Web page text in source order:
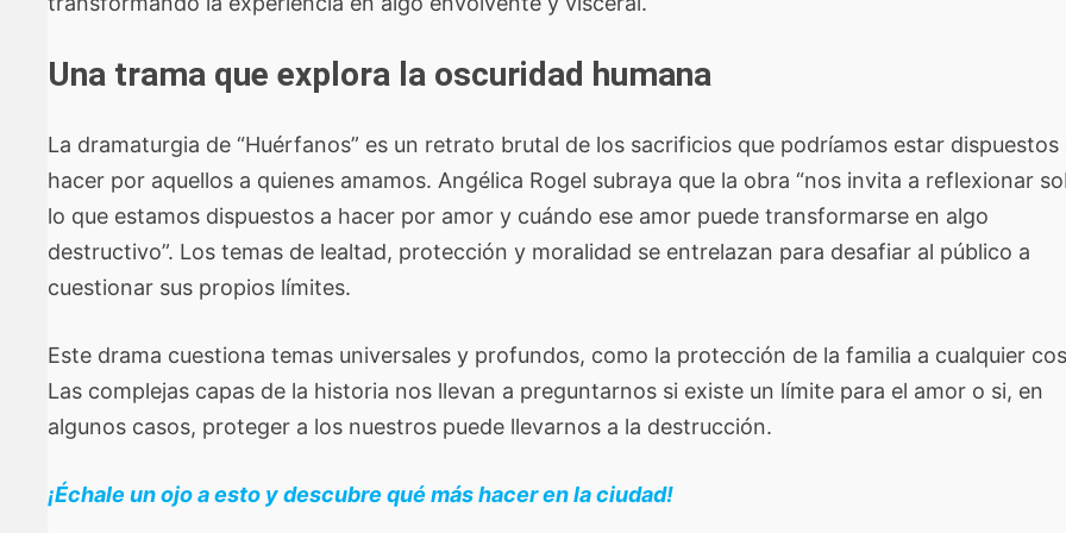
Una trama que explora la oscuridad humana
La dramaturgia de “Huérfanos” es un retrato brutal de los sacrificios que podríamos estar dispuestos
hacer por aquellos a quienes amamos. Angélica Rogel subraya que la obra “nos invita a reflexionar
lo que estamos dispuestos a hacer por amor y cuándo ese amor puede transformarse en algo
destructivo”. Los temas de lealtad, protección y moralidad se entrelazan para desafiar al público a
cuestionar sus propios límites.
Este drama cuestiona temas universales y profundos, como la protección de la familia a cualquier
Las complejas capas de la historia nos llevan a preguntarnos si existe un límite para el amor o si, en
algunos casos, proteger a los nuestros puede llevarnos a la destrucción.
¡Échale un ojo a esto y descubre qué más hacer en la ciudad!